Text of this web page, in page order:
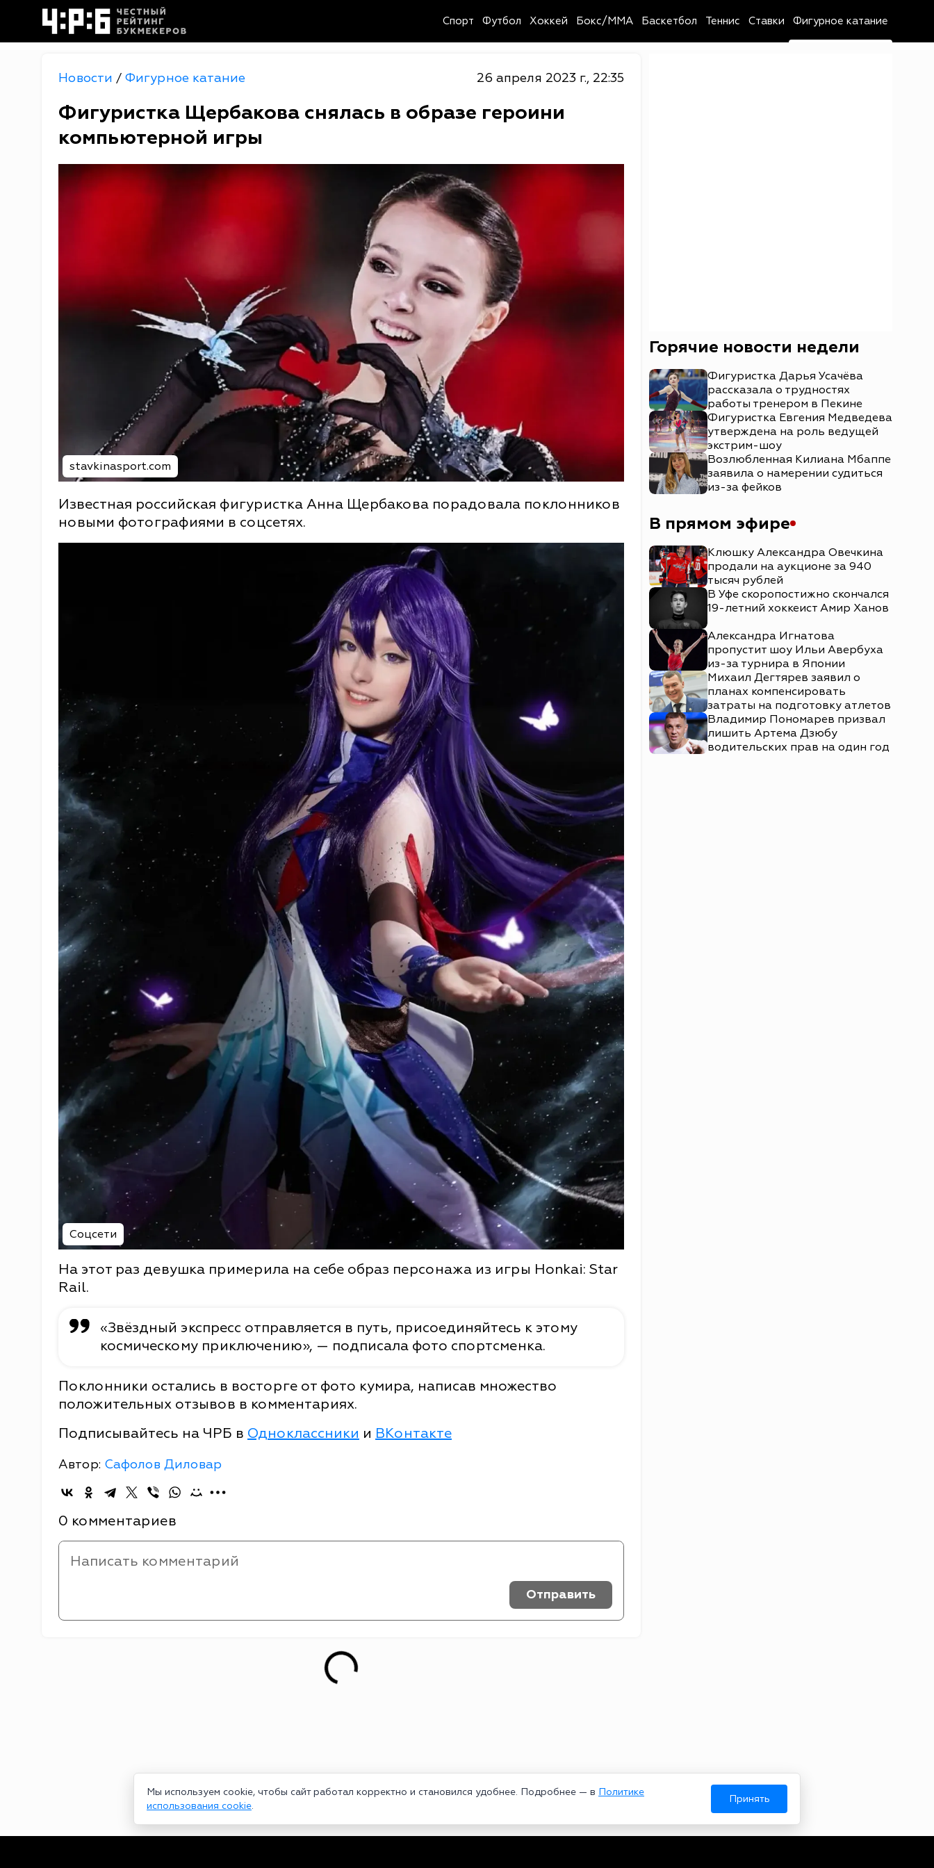
Мы используем cookie, чтобы сайт работал корректно и становился удобнее. Подробнее — в Политике
использования cookie.
Принять
Спорт Футбол Хоккей Бокс/MMA Баскетбол Теннис Ставки Фигурное катание
Новости / Фигурное катание 26 апреля 2023 г., 22:35
Фигуристка Щербакова снялась в образе героини
компьютерной игры
stavkinasport.com
Известная российская фигуристка Анна Щербакова порадовала поклонников
новыми фотографиями в соцсетях.
Соцсети
На этот раз девушка примерила на себе образ персонажа из игры Honkai: Star
Rail.
«Звёздный экспресс отправляется в путь, присоединяйтесь к этому
космическому приключению», — подписала фото спортсменка.
Поклонники остались в восторге от фото кумира, написав множество
положительных отзывов в комментариях.
Подписывайтесь на ЧРБ в Одноклассники и ВКонтакте
Автор: Сафолов Диловар
0 комментариев
Отправить
Горячие новости недели
Фигуристка Дарья Усачёва
рассказала о трудностях
работы тренером в Пекине
Фигуристка Евгения Медведева
утверждена на роль ведущей
экстрим-шоу
Возлюбленная Килиана Мбаппе
заявила о намерении судиться
из-за фейков
В прямом эфире
Клюшку Александра Овечкина
продали на аукционе за 940
тысяч рублей
В Уфе скоропостижно скончался
19-летний хоккеист Амир Ханов
Александра Игнатова
пропустит шоу Ильи Авербуха
из-за турнира в Японии
Михаил Дегтярев заявил о
планах компенсировать
затраты на подготовку атлетов
Владимир Пономарев призвал
лишить Артема Дзюбу
водительских прав на один год